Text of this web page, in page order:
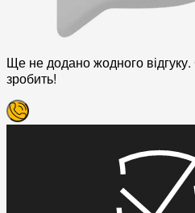
Ще не додано жодного
зробить!